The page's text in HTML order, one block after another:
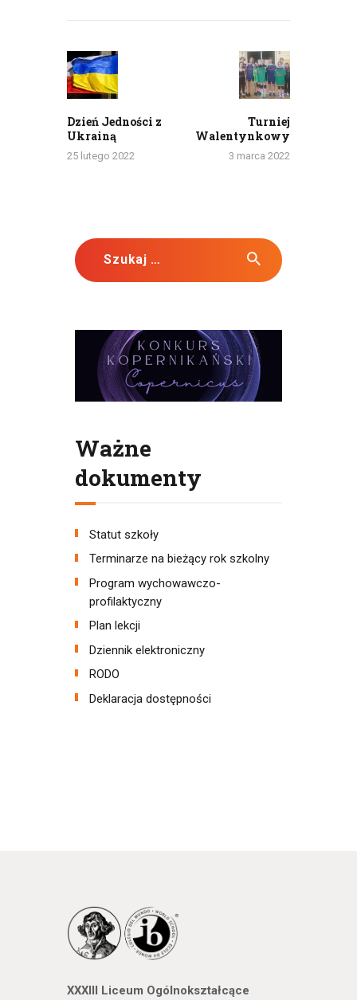
wpisu
Dzień Jedności z
Ukrainą
25 lutego 2022
Turniej
Walentynkowy
3 marca 2022
Szukaj:
Ważne
dokumenty
Statut szkoły
Terminarze na bieżący rok szkolny
Program wychowawczo-
profilaktyczny
Plan lekcji
Dziennik elektroniczny
RODO
Deklaracja dostępności
XXXIII Liceum Ogólnokształcące